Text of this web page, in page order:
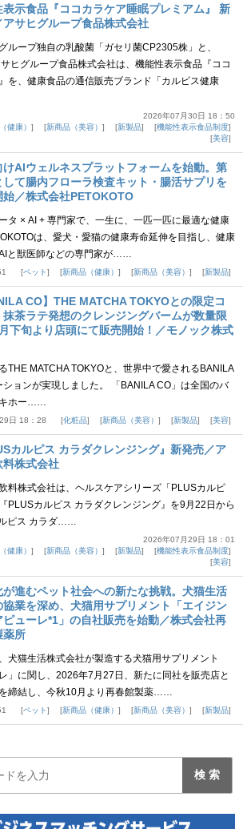
表示食品『ココカラケア睡眠プレミアム』 新
アサヒグループ食品株式会社
ループ独自の乳酸菌「ガセリ菌CP2305株」と、
サヒグループ食品株式会社は、機能性表示食品『ココ
を、健康食品の通信販売ブランド「カルピス健康
2026年07月30日 18：50
健康） 新商品（美容） 新製品
機能性表示食品制度
美容
けAIウェルネスプラットフォームを始動。第
して腸内フローラ検査キット・腸活サプリを
始／株式会社PETOKOTO
タ × AI + 専門家で、一生に、一匹一匹に最適な健康
は、愛犬・愛猫の健康寿命延伸を目指し、健康
と獣医師などの専門家が……
ペット 新商品（健康） 新商品（美容） 新製品
CO】THE MATCHA TOKYOとの限定コ
抹茶ラテ発想のクレンジングバームが数量限
下旬より店頭にて販売開始！／モノック株式
THE MATCHA TOKYOと、世界中で愛されるBANILA
ョンが実現しました。 「BANILA CO」は全国のバ
キホー……
日 18：28 化粧品 新商品（美容） 新製品 美容
カルピス カラダクレンジング』新発売／ア
料株式会社
料株式会社は、ヘルスケアシリーズ「PLUSカルピ
PLUSカルピス カラダクレンジング』を9月22日から
ピス カラダ……
2026年07月29日 18：01
健康） 新商品（美容） 新製品
機能性表示食品制度
美容
が進むペット社会への新たな挑戦。犬猫生活
協業を深め、犬猫用サプリメント「エイジン
ピューレ*1」の自社販売を始動／株式会社再
薬所
犬猫生活株式会社が製造する犬猫用サプリメント
」に関し、2026年7月27日、新たに同社を販売店と
締結し、今秋10月より再春館製薬……
ペット 新商品（健康） 新商品（美容） 新製品